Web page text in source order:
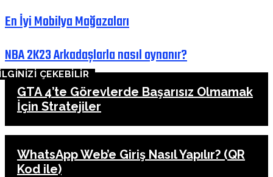
En İyi Mobilya Mağazaları
NBA 2K23 Arkadaşlarla nasıl oynanır?
ÇEKEBİLİR
GTA 4’te Görevlerde Başarısız Olmamak
İçin Stratejiler
WhatsApp Web’e Giriş Nasıl Yapılır? (QR
Kod ile)